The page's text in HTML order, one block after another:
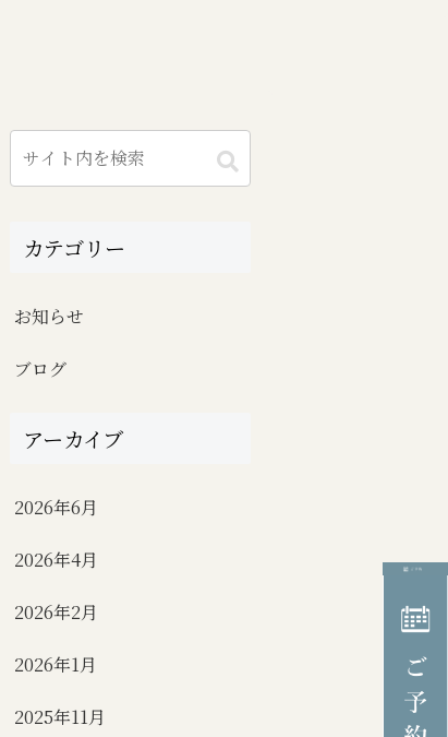
カテゴリー
お知らせ
ブログ
アーカイブ
2026年6月
2026年4月
2026年2月
2026年1月
2025年11月